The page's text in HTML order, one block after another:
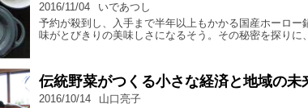
2016/11/04
いであつし
予約が殺到し、入手まで半年以上もかかる国産ホーロー
味がとびきりの美味しさになるそう。その秘密を探りに
伝統野菜がつくる小さな経済と地域の未
2016/10/14
山口亮子